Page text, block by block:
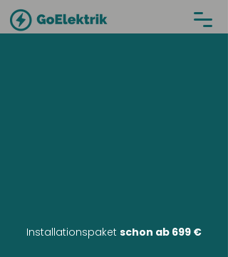
Installationspaket schon ab 699 €